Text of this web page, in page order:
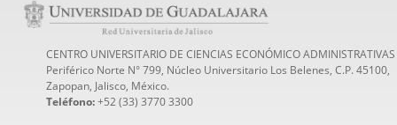
CENTRO UNIVERSITARIO DE CIENCIAS ECONÓMICO ADMINISTRATIVAS
Periférico Norte N° 799, Núcleo Universitario Los Belenes, C.P. 45100,
Zapopan, Jalisco, México.
Teléfono:+52 (33) 3770 3300